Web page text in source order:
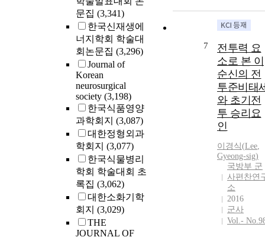
문집 (3,341)
한국신재생에
너지학회 학술대
회논문집 (3,296)
Journal of
Korean
neurosurgical
society (3,198)
한국식품영양
과학회지 (3,087)
대한정형외과
학회지 (3,077)
한국식물병리
학회 학술대회 초
록집 (3,062)
대한소화기학
회지 (3,029)
THE
JOURNAL OF
7
전투력 요
소로 본 이
순신의 전
투준비태
와 초기전
투 승리요
인
이경식(Lee,
Gyeong-sig)
국방부 군
사편찬연
소
2016
군사
Vol.-